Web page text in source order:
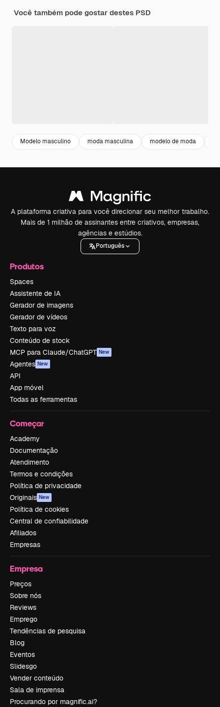
Você também pode gostar destes PSD
Modelo masculino moda masculina modelo de moda
A plataforma criativa para você direcionar seu melhor trabalho.
Mais de 1 milhão de assinantes entre criativos, empresas,
agências e estúdios.
Português
Produtos
Spaces
Assistente de IA
Gerador de imagens
Gerador de vídeos
Texto para voz
Conteúdo de stock
MCP para Claude/ChatGPT New
Agentes New
API
App móvel
Todas as ferramentas
Começar
Academy
Documentação
Atendimento
Termos e condições
Política de privacidade
Originais New
Política de cookies
Central de confiabilidade
Afiliados
Empresas
Empresa
Preços
Sobre nós
Reviews
Emprego
Tendências de pesquisa
Blog
Eventos
Slidesgo
Vender conteúdo
Sala de imprensa
Procurando por magnific.ai?